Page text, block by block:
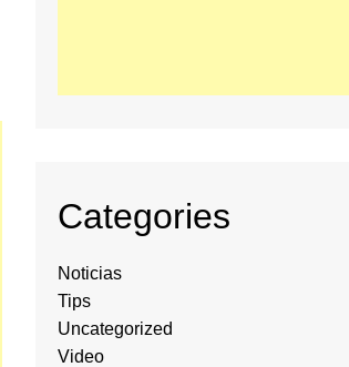
Categories
Noticias
Tips
Uncategorized
Video